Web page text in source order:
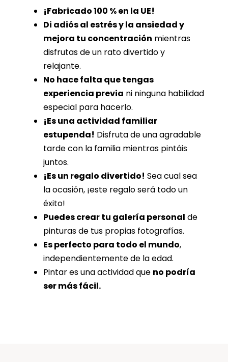
¡Fabricado 100 % en la UE!
Di adiós al estrés y la ansiedad y
mejora tu concentración mientras
disfrutas de un rato divertido y
relajante.
No hace falta que tengas
experiencia previa ni ninguna habilidad
especial para hacerlo.
¡Es una actividad familiar
estupenda! Disfruta de una agradable
tarde con la familia mientras pintáis
juntos.
¡Es un regalo divertido! Sea cual sea
la ocasión, ¡este regalo será todo un
éxito!
Puedes crear tu galería personal de
pinturas de tus propias fotografías.
Es perfecto para todo el mundo,
independientemente de la edad.
Pintar es una actividad que no podría
ser más fácil.